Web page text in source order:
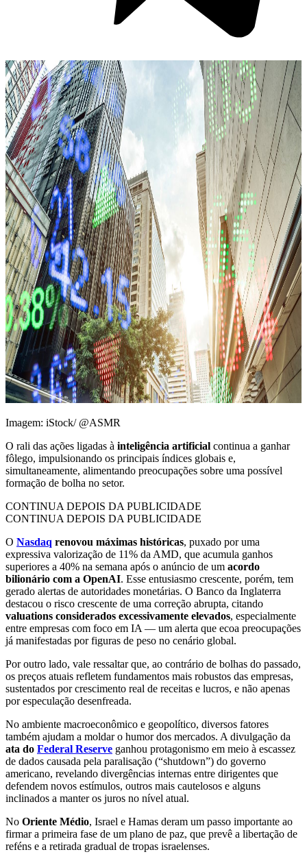
Imagem: iStock/ @ASMR
O rali das ações ligadas à inteligência artificial continua a ganhar
fôlego, impulsionando os principais índices globais e,
simultaneamente, alimentando preocupações sobre uma possível
formação de bolha no setor.
CONTINUA DEPOIS DA PUBLICIDADE
CONTINUA DEPOIS DA PUBLICIDADE
O Nasdaq renovou máximas históricas, puxado por uma
expressiva valorização de 11% da AMD, que acumula ganhos
superiores a 40% na semana após o anúncio de um acordo
bilionário com a OpenAI. Esse entusiasmo crescente, porém, tem
gerado alertas de autoridades monetárias. O Banco da Inglaterra
destacou o risco crescente de uma correção abrupta, citando
valuations considerados excessivamente elevados, especialmente
entre empresas com foco em IA — um alerta que ecoa preocupações
já manifestadas por figuras de peso no cenário global.
Por outro lado, vale ressaltar que, ao contrário de bolhas do passado,
os preços atuais refletem fundamentos mais robustos das empresas,
sustentados por crescimento real de receitas e lucros, e não apenas
por especulação desenfreada.
No ambiente macroeconômico e geopolítico, diversos fatores
também ajudam a moldar o humor dos mercados. A divulgação da
ata do Federal Reserve ganhou protagonismo em meio à escassez
de dados causada pela paralisação (“shutdown”) do governo
americano, revelando divergências internas entre dirigentes que
defendem novos estímulos, outros mais cautelosos e alguns
inclinados a manter os juros no nível atual.
No Oriente Médio, Israel e Hamas deram um passo importante ao
firmar a primeira fase de um plano de paz, que prevê a libertação de
reféns e a retirada gradual de tropas israelenses.